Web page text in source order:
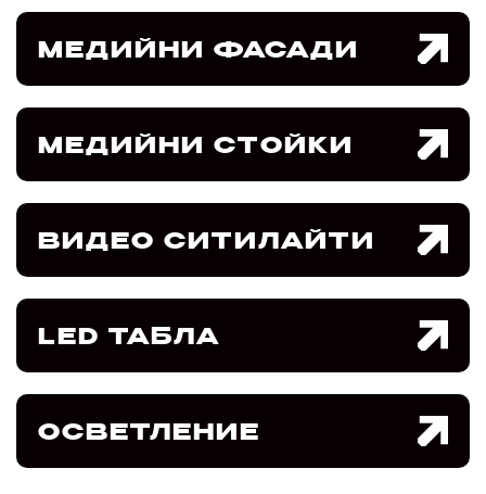
МЕДИЙНИ ФАСАДИ
МЕДИЙНИ СТОЙКИ
ВИДЕО СИТИЛАЙТИ
LED ТАБЛА
ОСВЕТЛЕНИЕ